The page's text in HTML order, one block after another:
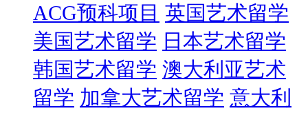
ACG预科项目 英国艺术留学
美国艺术留学 日本艺术留学
韩国艺术留学 澳大利亚艺术
留学 加拿大艺术留学 意大利